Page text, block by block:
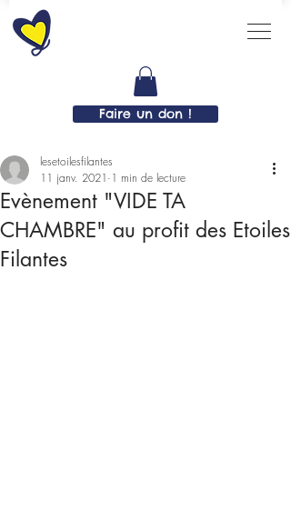
Faire un don !
Evènement "VIDE TA
CHAMBRE" au profit des Etoiles
Filantes
lesetoilesfilantes
11 janv. 2021 1 min de lecture